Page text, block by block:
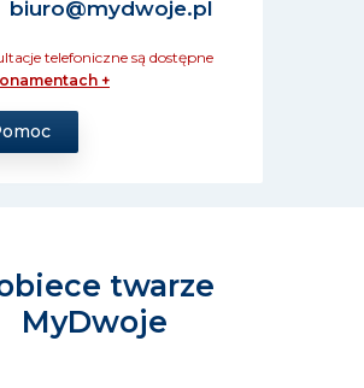
biuro@mydwoje.pl
telefoniczne są dostępne
+
twarze
MyDwoje